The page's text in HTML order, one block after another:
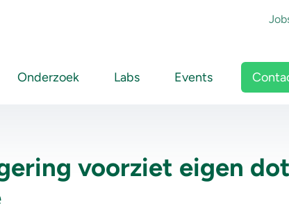
Onderzoek Labs Events
voorziet eigen